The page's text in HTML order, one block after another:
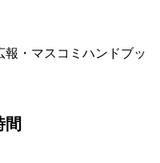
・マスコミハンドブッ